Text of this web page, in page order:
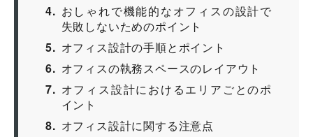
4
おしゃれで機能的なオフィスの設計で
失敗しないためのポイント
5
オフィス設計の手順とポイント
6
オフィスの執務スペースのレイアウト
7
オフィス設計におけるエリアごとのポ
イント
8
オフィス設計に関する注意点